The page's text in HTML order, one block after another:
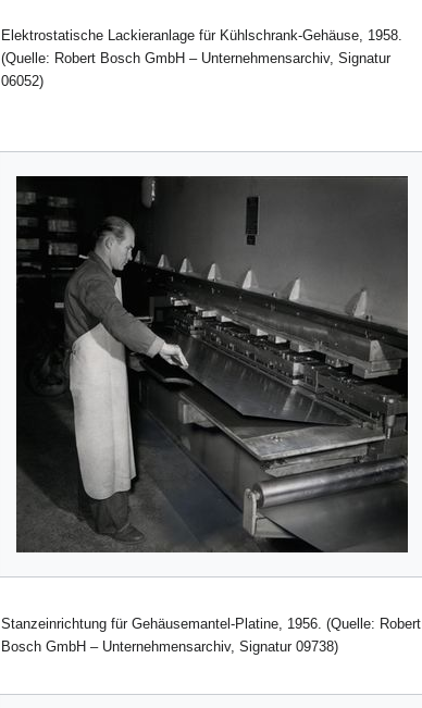
Elektrostatische Lackieranlage für Kühlschrank-Gehäuse, 1958.
(Quelle: Robert Bosch GmbH – Unternehmensarchiv, Signatur
06052)
Stanzeinrichtung für Gehäusemantel-Platine, 1956. (Quelle: Robert
Bosch GmbH – Unternehmensarchiv, Signatur 09738)